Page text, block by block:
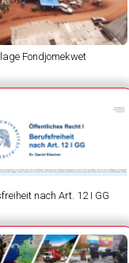
Fondjomekwet
nach Art. 12 I GG